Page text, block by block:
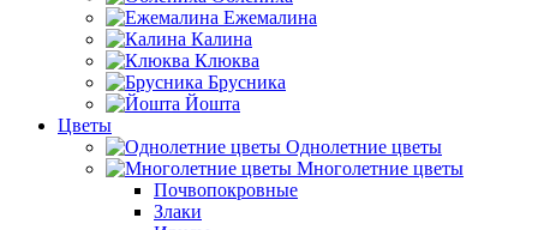
Ежемалина
Калина
Клюква
Брусника
Йошта
Цветы
Однолетние цветы
Многолетние цветы
Почвопокровные
Злаки